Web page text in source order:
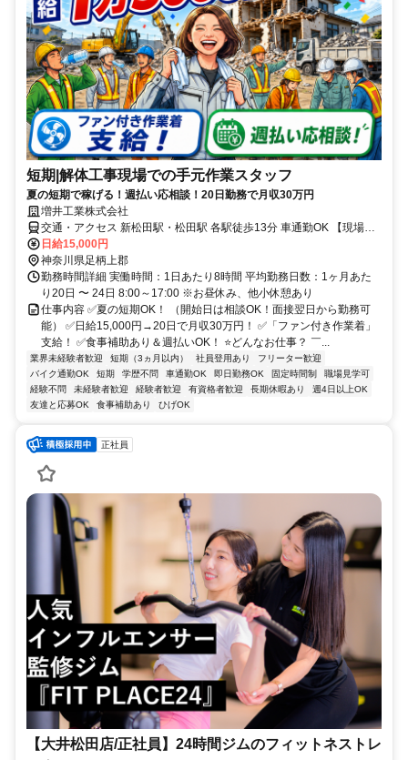
短期|解体工事現場での手元作業スタッフ
夏の短期で稼げる！週払い応相談！20日勤務で月収30万円
増井工業株式会社
交通・アクセス 新松田駅・松田駅 各駅徒歩13分 車通勤OK 【現場エ
リア】 湘南西湘・県央エリア
日給15,000円
神奈川県足柄上郡
勤務時間詳細 実働時間：1日あたり8時間 平均勤務日数：1ヶ月あた
り20日 〜 24日 8:00～17:00 ※お昼休み、他小休憩あり
仕事内容 ✅夏の短期OK！ （開始日は相談OK！面接翌日から勤務可
能） ✅日給15,000円→20日で月収30万円！ ✅「ファン付き作業着」
支給！ ✅食事補助あり＆週払いOK！ ⭐どんなお仕事？ ￣...
業界未経験者歓迎 短期（3ヵ月以内） 社員登用あり
フリーター歓迎
バイク通勤OK
短期 学歴不問 車通勤OK 即日勤務OK 固定時間制
職場見学可
経験不問
未経験者歓迎 経験者歓迎 有資格者歓迎 長期休暇あり
週4日以上OK
友達と応募OK
食事補助あり ひげOK
正社員
【大井松田店/正社員】24時間ジムのフィットネストレ